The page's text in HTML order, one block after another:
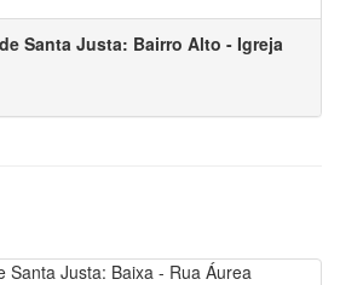
Santa Justa: Bairro Alto - Igreja